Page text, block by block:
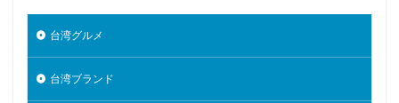
台湾グルメ
台湾ブランド